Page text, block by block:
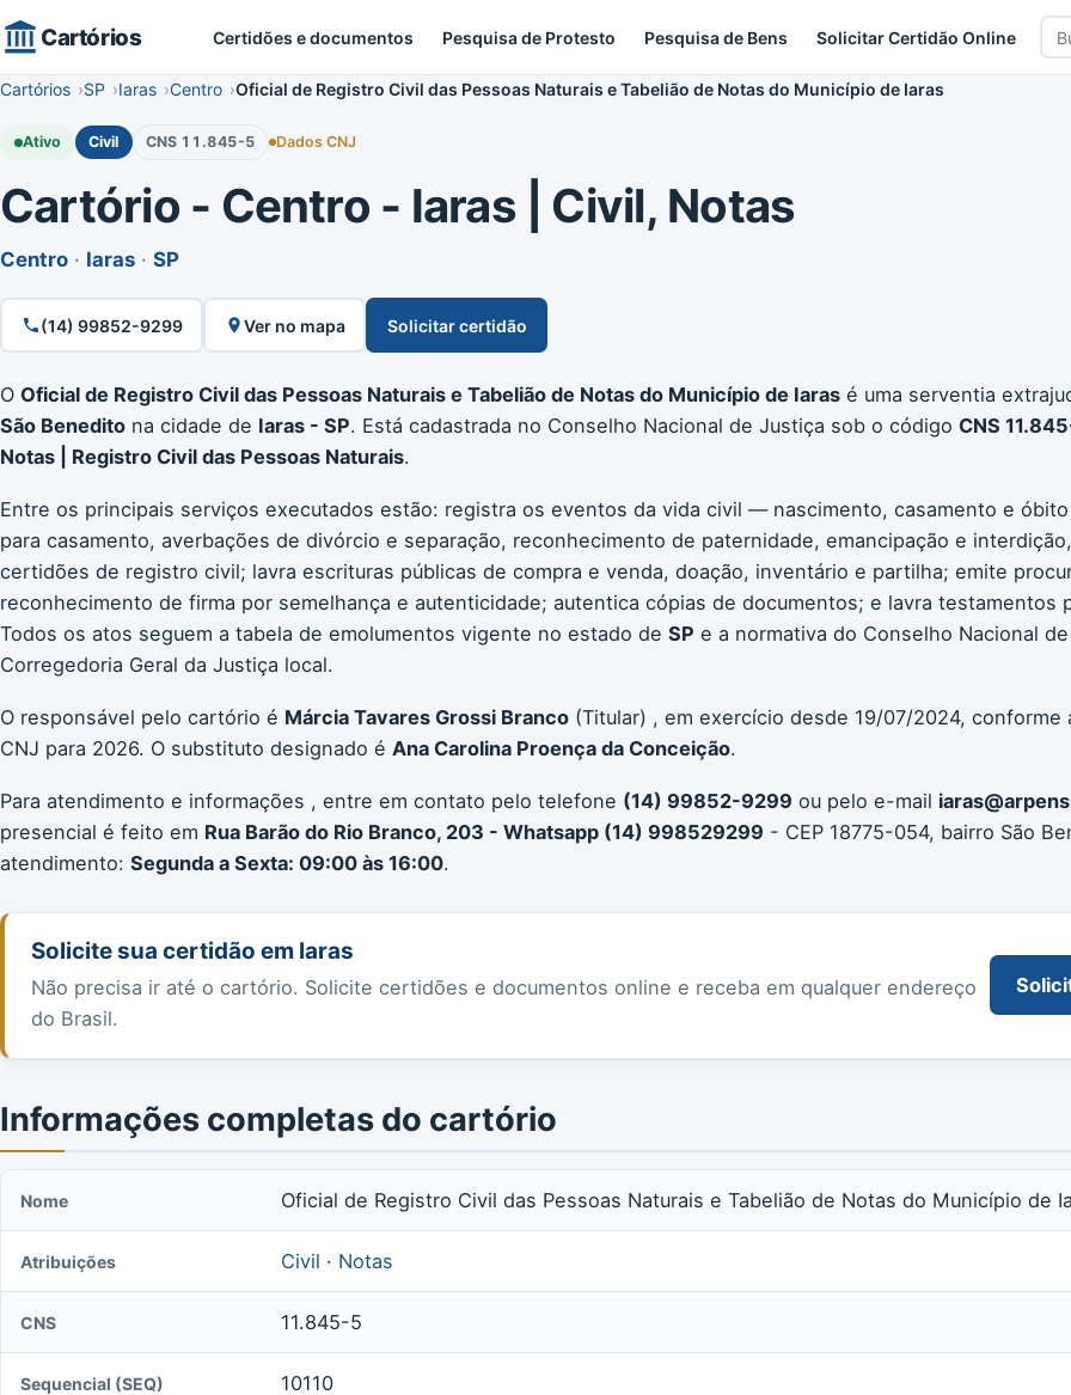
Cartórios Certidões e documentos Pesquisa de Protesto Pesquisa de Bens Solicitar Certidão Online
Cartórios SP Iaras Centro Oficial de Registro Civil das Pessoas Naturais e Tabelião de Notas do Município de Iaras
Ativo Civil CNS 11.845-5 Dados CNJ
Cartório - Centro - Iaras | Civil, Notas
Centro · Iaras · SP
(14) 99852-9299 Ver no mapa Solicitar certidão
O Oficial de Registro Civil das Pessoas Naturais e Tabelião de Notas do Município de Iaras é uma serventia
São Benedito na cidade de Iaras - SP. Está cadastrada no Conselho Nacional de Justiça sob o código CNS
Notas | Registro Civil das Pessoas Naturais.
Entre os principais serviços executados estão: registra os eventos da vida civil — nascimento, casamento e
para casamento, averbações de divórcio e separação, reconhecimento de paternidade, emancipação e
certidões de registro civil; lavra escrituras públicas de compra e venda, doação, inventário e partilha; emite
reconhecimento de firma por semelhança e autenticidade; autentica cópias de documentos; e lavra testamentos
Todos os atos seguem a tabela de emolumentos vigente no estado de SP e a normativa do Conselho Nacional
Corregedoria Geral da Justiça local.
O responsável pelo cartório é Márcia Tavares Grossi Branco (Titular) , em exercício desde 19/07/2024, conforme
CNJ para 2026. O substituto designado é Ana Carolina Proença da Conceição.
Para atendimento e informações , entre em contato pelo telefone (14) 99852-9299 ou pelo e-mail
presencial é feito em Rua Barão do Rio Branco, 203 - Whatsapp (14) 998529299 - CEP 18775-054, bairro São
atendimento: Segunda a Sexta: 09:00 às 16:00.
Solicite sua certidão em Iaras
Não precisa ir até o cartório. Solicite certidões e documentos online e receba em qualquer endereço
do Brasil.
Informações completas do cartório
Nome Oficial de Registro Civil das Pessoas Naturais e Tabelião de Notas do Município de
Atribuições Civil · Notas
CNS 11.845-5
Sequencial (SEQ) 10110